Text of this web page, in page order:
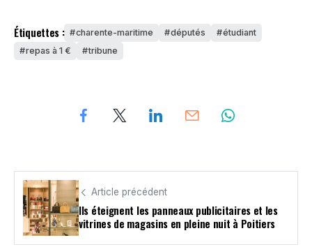
Étiquettes : charente-maritime députés
étudiant
repas à 1 €
tribune
Article précédent
Ils éteignent les panneaux publicitaires et les
vitrines de magasins en pleine nuit à Poitiers